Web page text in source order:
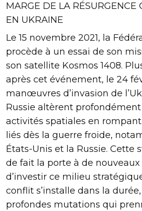
MARGE DE LA RÉSURGENCE
EN UKRAINE
Le 15 novembre 2021, la
procède à un essai de son
son satellite Kosmos 1408.
après cet événement, le 24
manœuvres d’invasion de
Russie altèrent
activités spatiales en
liés dès la guerre froide,
États-Unis et la Russie. Cette
de fait la porte à de
d’investir ce milieu
conflit s’installe dans la
profondes mutations qui